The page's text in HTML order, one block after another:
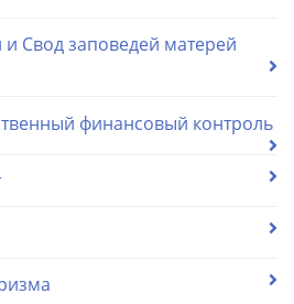
Cвод заповедей матерей
финансовый контроль